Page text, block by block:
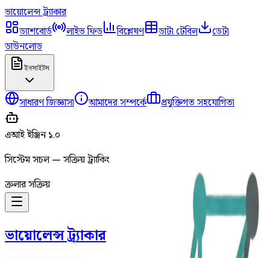
ভায়োলেন্সট্র্যাকার
ড্যাশবোর্ড
লাইভ ফিড বিশ্লেষণ ডাটা টেবিল
ডেটা
ডাউনলোড
ইনসাইটস
সাধারণ জিজ্ঞাসা আমাদের সম্পর্কে প্রযুক্তিগত সহযোগিতা
এআই ইঞ্জিন ১.০
সিস্টেম সচল — সক্রিয় ট্র্যাকিং
ক্রলার সক্রিয়
ভায়োলেন্সট্র্যাকার